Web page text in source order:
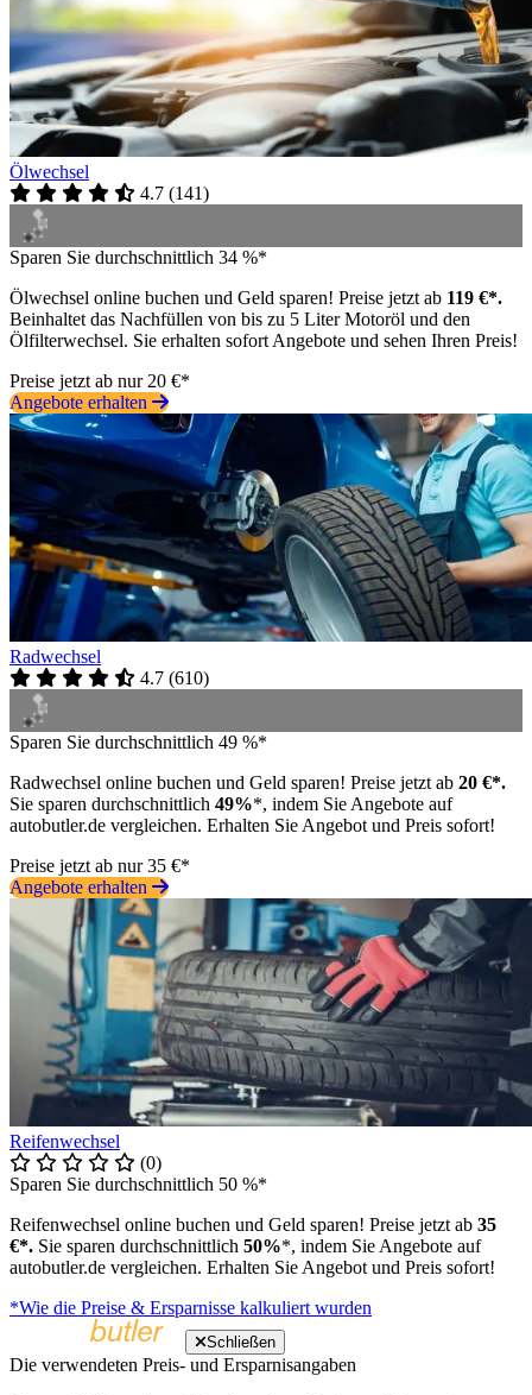
Ölwechsel
4.7 (141)
Sparen Sie durchschnittlich 34 %*
Ölwechsel online buchen und Geld sparen! Preise jetzt ab 119 €*.
Beinhaltet das Nachfüllen von bis zu 5 Liter Motoröl und den
Ölfilterwechsel. Sie erhalten sofort Angebote und sehen Ihren Preis!
Preise jetzt ab nur 20 €*
Angebote erhalten
Radwechsel
4.7 (610)
Sparen Sie durchschnittlich 49 %*
Radwechsel online buchen und Geld sparen! Preise jetzt ab 20 €*.
Sie sparen durchschnittlich 49%*, indem Sie Angebote auf
autobutler.de vergleichen. Erhalten Sie Angebot und Preis sofort!
Preise jetzt ab nur 35 €*
Angebote erhalten
Reifenwechsel
(0)
Sparen Sie durchschnittlich 50 %*
Reifenwechsel online buchen und Geld sparen! Preise jetzt ab 35
€*. Sie sparen durchschnittlich 50%*, indem Sie Angebote auf
autobutler.de vergleichen. Erhalten Sie Angebot und Preis sofort!
*Wie die Preise & Ersparnisse kalkuliert wurden
Schließen
Die verwendeten Preis- und Ersparnisangaben